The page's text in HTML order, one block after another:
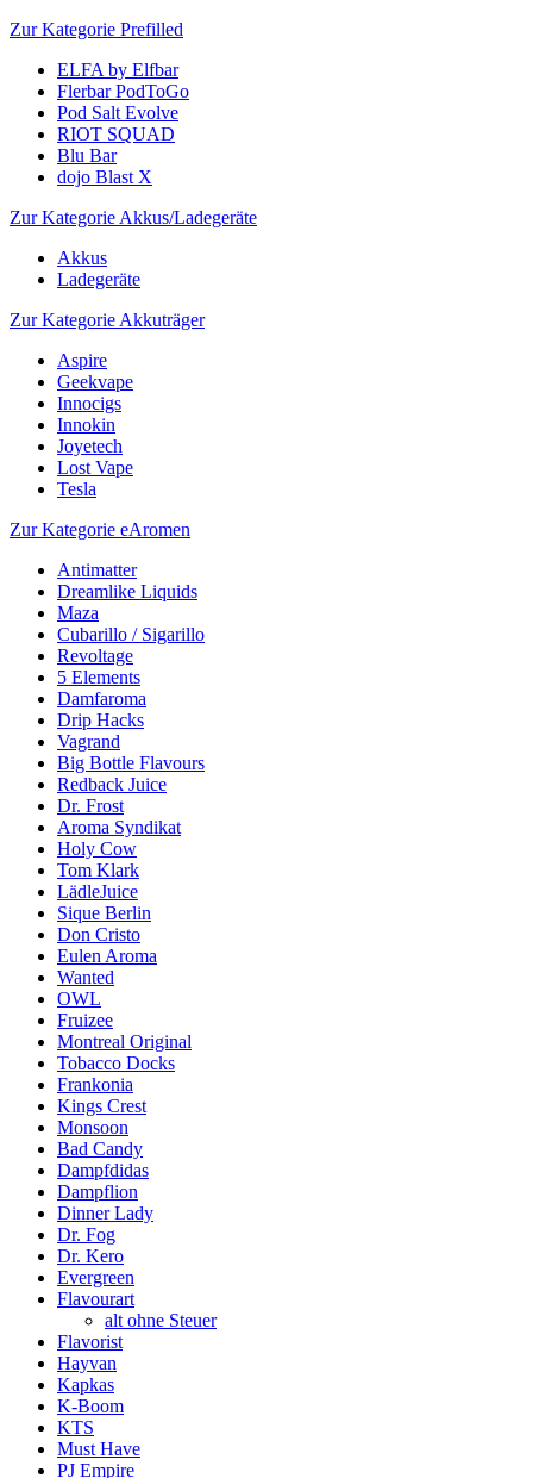
Zur Kategorie Prefilled
ELFA by Elfbar
Flerbar PodToGo
Pod Salt Evolve
RIOT SQUAD
Blu Bar
dojo Blast X
Zur Kategorie Akkus/Ladegeräte
Akkus
Ladegeräte
Zur Kategorie Akkuträger
Aspire
Geekvape
Innocigs
Innokin
Joyetech
Lost Vape
Tesla
Zur Kategorie eAromen
Antimatter
Dreamlike Liquids
Maza
Cubarillo / Sigarillo
Revoltage
5 Elements
Damfaroma
Drip Hacks
Vagrand
Big Bottle Flavours
Redback Juice
Dr. Frost
Aroma Syndikat
Holy Cow
Tom Klark
LädleJuice
Sique Berlin
Don Cristo
Eulen Aroma
Wanted
OWL
Fruizee
Montreal Original
Tobacco Docks
Frankonia
Kings Crest
Monsoon
Bad Candy
Dampfdidas
Dampflion
Dinner Lady
Dr. Fog
Dr. Kero
Evergreen
Flavourart
alt ohne Steuer
Flavorist
Hayvan
Kapkas
K-Boom
KTS
Must Have
PJ Empire